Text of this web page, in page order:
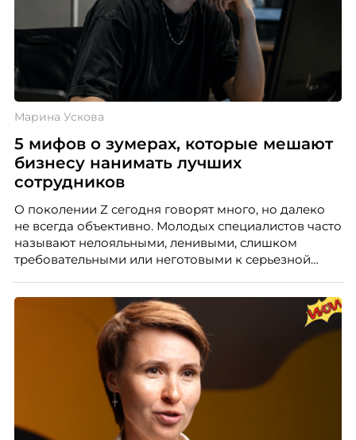
Марина Ускова
5 мифов о зумерах, которые мешают
бизнесу нанимать лучших
сотрудников
О поколении Z сегодня говорят много, но далеко
не всегда объективно. Молодых специалистов часто
называют нелояльными, ленивыми, слишком
требовательными или неготовыми к серьезной
кадровых ошибок. В этой статье Марина Ускова,
руководитель отдела подбора персонала
рекрутинговой компании, разбирает самые
распространенные мифы о зумерах и объясняет,
почему устаревшие представления мешают
бизнесу находить и удерживать сильных